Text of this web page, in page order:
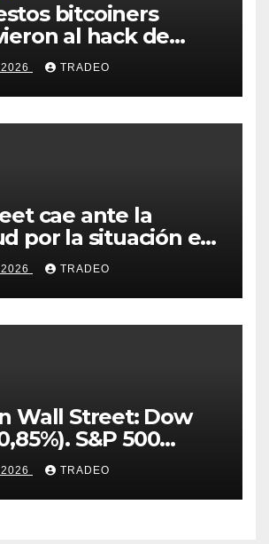
bitcoiners
al hack de
Un analista
consejos clave
TRADEO
cae ante la
por la situación en
TRADEO
Wall Street: Dow
S&P 500
Nasdaq (-0,06%)
TRADEO